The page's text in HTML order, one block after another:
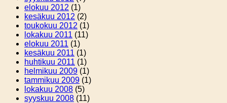
elokuu 2012 (1)
kesäkuu 2012 (2)
toukokuu 2012 (1)
lokakuu 2011 (11)
elokuu 2011 (1)
kesäkuu 2011 (1)
huhtikuu 2011 (1)
helmikuu 2009 (1)
tammikuu 2009 (1)
lokakuu 2008 (5)
syyskuu 2008 (11)